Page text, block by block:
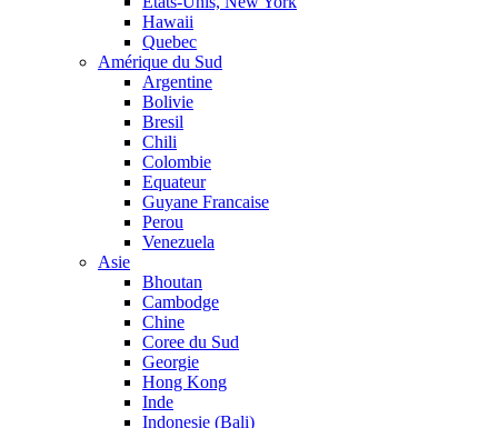
Hawaii
Quebec
Amérique du Sud
Argentine
Bolivie
Bresil
Chili
Colombie
Equateur
Guyane Francaise
Perou
Venezuela
Asie
Bhoutan
Cambodge
Chine
Coree du Sud
Georgie
Hong Kong
Inde
Indonesie (Bali)